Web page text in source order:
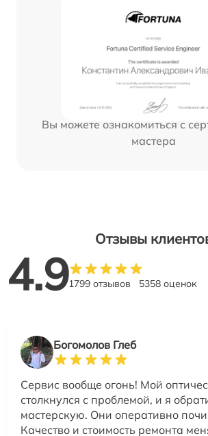
Вы можете ознакомиться с
мастера
Отзывы
4.91799 отзывов 5358 оценок
Богомолов Глеб
Сервис вообще огонь! Мой
столкнулся с проблемой, и я
мастерскую. Они оперативно
Качество и стоимость ремонта